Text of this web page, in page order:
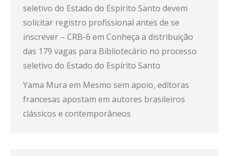
seletivo do Estado do Espírito Santo devem
solicitar registro profissional antes de se
inscrever – CRB-6 em Conheça a distribuição
das 179 vagas para Bibliotecário no processo
seletivo do Estado do Espírito Santo
Yama Mura em Mesmo sem apoio, editoras
francesas apostam em autores brasileiros
clássicos e contemporâneos